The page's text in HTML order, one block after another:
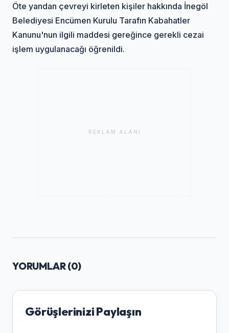
Öte yandan çevreyi kirleten kişiler hakkında İnegöl
Belediyesi Encümen Kurulu Tarafın Kabahatler
Kanunu'nun ilgili maddesi gereğince gerekli cezai
işlem uygulanacağı öğrenildi.
REKLAM ALANI
YORUMLAR (0)
Görüşlerinizi Paylaşın